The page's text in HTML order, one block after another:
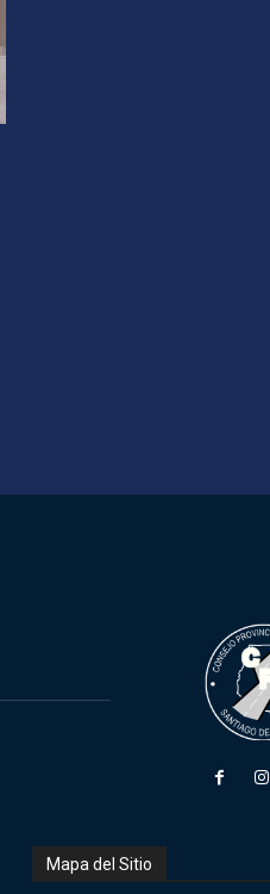
Mapa del Sitio